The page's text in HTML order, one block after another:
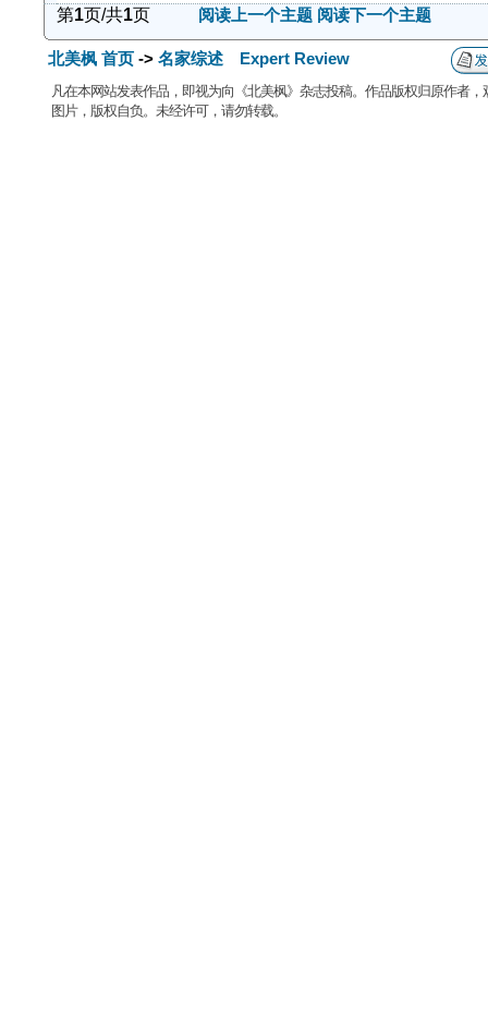
第1页/共1页 阅读上一个主题 阅读下一个主题
北美枫 首页 -> 名家综述 Expert Review
凡在本网站发表作品，即视为向《北美枫》杂志投稿。作品版权归原作者
图片，版权自负。未经许可，请勿转载。